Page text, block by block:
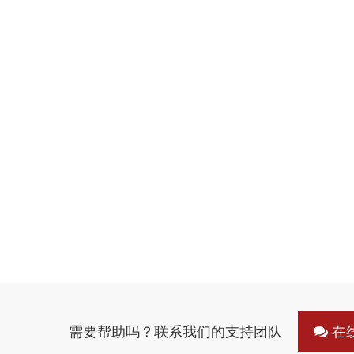
需要帮助吗？联系我们的支持团队 在